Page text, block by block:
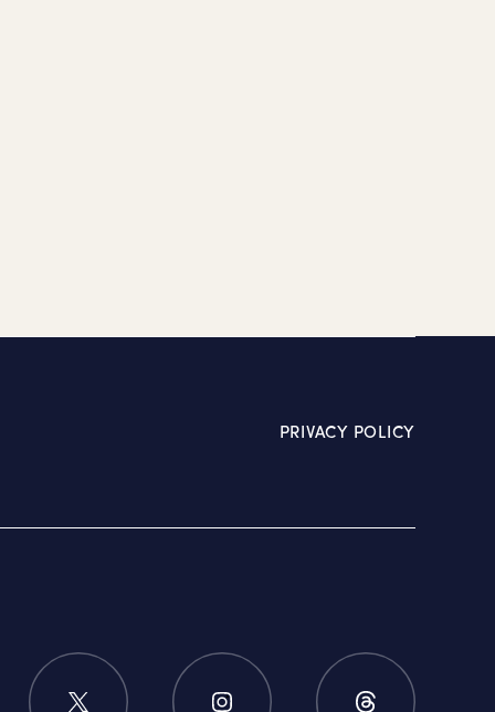
PRIVACY POLICY